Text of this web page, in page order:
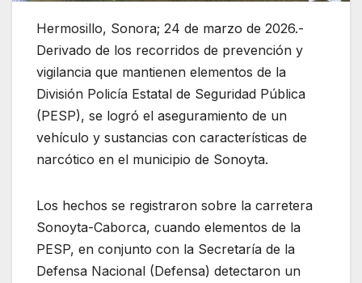
Hermosillo, Sonora; 24 de marzo de 2026.-
Derivado de los recorridos de prevención y
vigilancia que mantienen elementos de la
División Policía Estatal de Seguridad Pública
(PESP), se logró el aseguramiento de un
vehículo y sustancias con características de
narcótico en el municipio de Sonoyta.
Los hechos se registraron sobre la carretera
Sonoyta-Caborca, cuando elementos de la
PESP, en conjunto con la Secretaría de la
Defensa Nacional (Defensa) detectaron un